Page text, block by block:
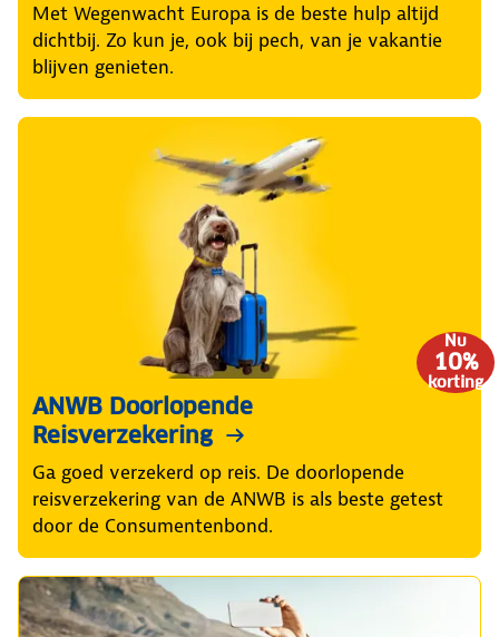
Met Wegenwacht Europa is de beste hulp altijd
dichtbij. Zo kun je, ook bij pech, van je vakantie
blijven genieten.
Nu
10%
korting
ANWB Doorlopende
Reisverzekering
Ga goed verzekerd op reis. De doorlopende
reisverzekering van de ANWB is als beste getest
door de Consumentenbond.